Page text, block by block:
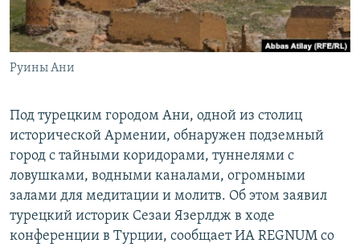
Հայերեն
English
Все сайты Радио Азатутюн
Руины Ани
Под турецким городом Ани, одной из столиц
исторической Армении, обнаружен подземный
город с тайными коридорами, туннелями с
ловушками, водными каналами, огромными
залами для медитации и молитв. Об этом заявил
турецкий историк Сезаи Язeрлдж в ходе
конференции в Турции, сообщает ИА REGNUM со